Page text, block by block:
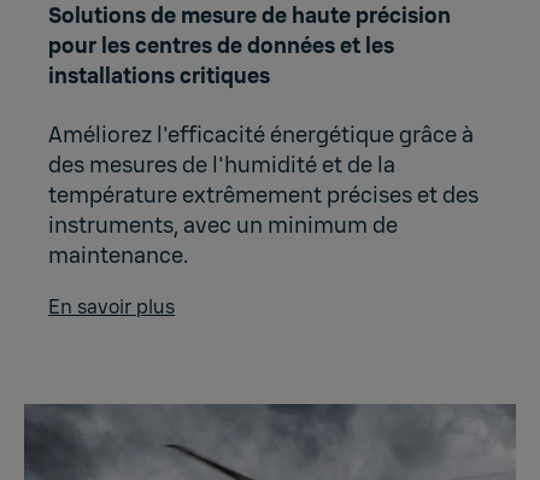
Solutions de mesure de haute précision
pour les centres de données et les
installations critiques
Améliorez l'efficacité énergétique grâce à
des mesures de l'humidité et de la
température extrêmement précises et des
instruments, avec un minimum de
maintenance.
En savoir plus